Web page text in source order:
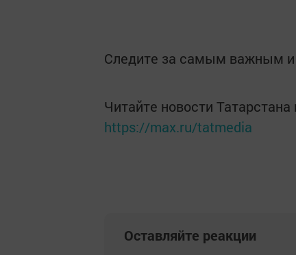
Следите за самым важным
Читайте новости
https://max.ru/tatmedia
Оставляйте реакции